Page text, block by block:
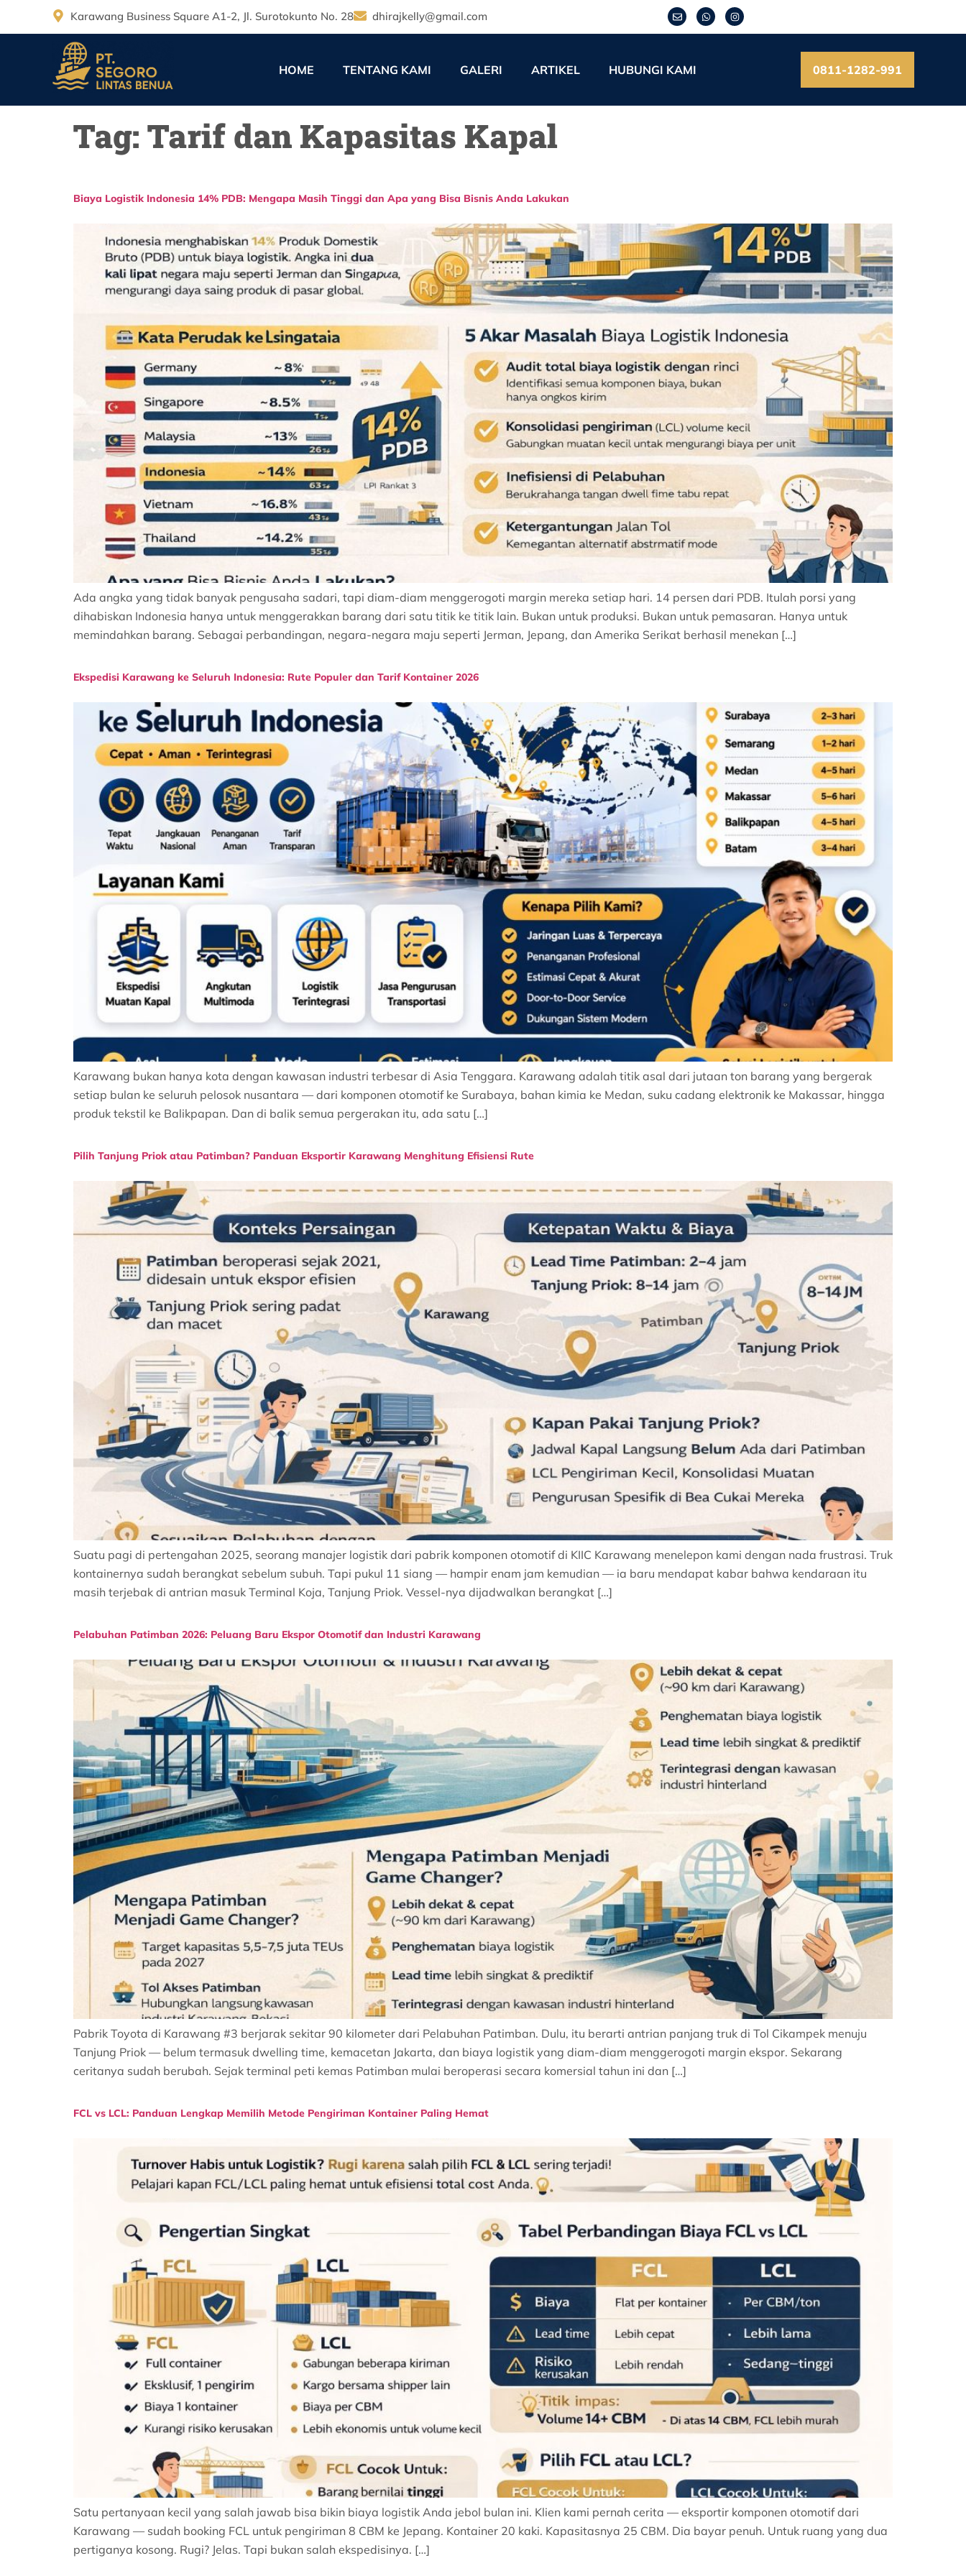
Karawang Business Square A1-2, Jl. Surotokunto No. 28 dhirajkelly@gmail.com
HOME TENTANG KAMI GALERI ARTIKEL HUBUNGI KAMI 0811-1282-991
Tag: Tarif dan Kapasitas Kapal
Biaya Logistik Indonesia 14% PDB: Mengapa Masih Tinggi dan Apa yang Bisa Bisnis Anda Lakukan
Ada angka yang tidak banyak pengusaha sadari, tapi diam-diam menggerogoti margin mereka setiap hari. 14 persen dari PDB. Itulah porsi yang
dihabiskan Indonesia hanya untuk menggerakkan barang dari satu titik ke titik lain. Bukan untuk produksi. Bukan untuk pemasaran. Hanya untuk
memindahkan barang. Sebagai perbandingan, negara-negara maju seperti Jerman, Jepang, dan Amerika Serikat berhasil menekan […]
Ekspedisi Karawang ke Seluruh Indonesia: Rute Populer dan Tarif Kontainer 2026
Karawang bukan hanya kota dengan kawasan industri terbesar di Asia Tenggara. Karawang adalah titik asal dari jutaan ton barang yang bergerak
setiap bulan ke seluruh pelosok nusantara — dari komponen otomotif ke Surabaya, bahan kimia ke Medan, suku cadang elektronik ke Makassar, hingga
produk tekstil ke Balikpapan. Dan di balik semua pergerakan itu, ada satu […]
Pilih Tanjung Priok atau Patimban? Panduan Eksportir Karawang Menghitung Efisiensi Rute
Suatu pagi di pertengahan 2025, seorang manajer logistik dari pabrik komponen otomotif di KIIC Karawang menelepon kami dengan nada frustrasi. Truk
kontainernya sudah berangkat sebelum subuh. Tapi pukul 11 siang — hampir enam jam kemudian — ia baru mendapat kabar bahwa kendaraan itu
masih terjebak di antrian masuk Terminal Koja, Tanjung Priok. Vessel-nya dijadwalkan berangkat […]
Pelabuhan Patimban 2026: Peluang Baru Ekspor Otomotif dan Industri Karawang
Pabrik Toyota di Karawang #3 berjarak sekitar 90 kilometer dari Pelabuhan Patimban. Dulu, itu berarti antrian panjang truk di Tol Cikampek menuju
Tanjung Priok — belum termasuk dwelling time, kemacetan Jakarta, dan biaya logistik yang diam-diam menggerogoti margin ekspor. Sekarang
ceritanya sudah berubah. Sejak terminal peti kemas Patimban mulai beroperasi secara komersial tahun ini dan […]
FCL vs LCL: Panduan Lengkap Memilih Metode Pengiriman Kontainer Paling Hemat
Satu pertanyaan kecil yang salah jawab bisa bikin biaya logistik Anda jebol bulan ini. Klien kami pernah cerita — eksportir komponen otomotif dari
Karawang — sudah booking FCL untuk pengiriman 8 CBM ke Jepang. Kontainer 20 kaki. Kapasitasnya 25 CBM. Dia bayar penuh. Untuk ruang yang dua
pertiganya kosong. Rugi? Jelas. Tapi bukan salah ekspedisinya. […]